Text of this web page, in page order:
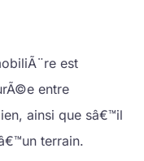
est
entre
ainsi que sâ€™il
terrain.